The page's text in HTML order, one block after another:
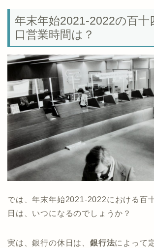
年末年始2021-2022の百十
口営業時間は？
では、年末年始2021-2022における百
日は、いつになるのでしょうか？
実は、銀行の休日は、 銀行法によって